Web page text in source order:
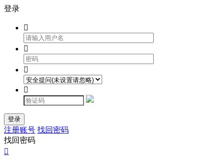
登录




登录
注册账号 找回密码
找回密码
